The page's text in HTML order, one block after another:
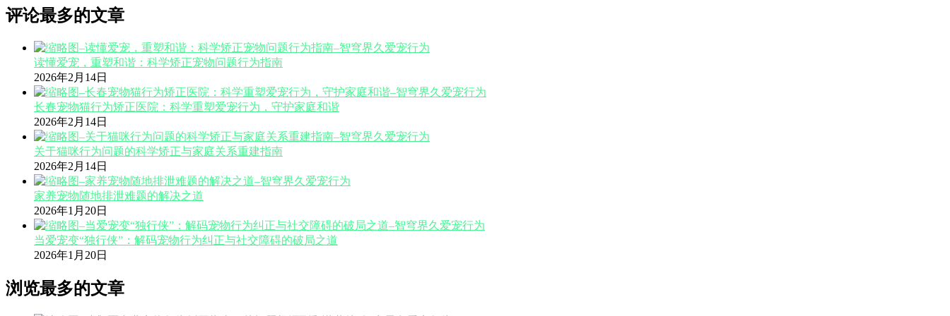
评论最多的文章
读懂爱宠，重塑和谐：科学矫正宠物问题行为指南
2026年2月14日
长春宠物猫行为矫正医院：科学重塑爱宠行为，守护家庭和谐
2026年2月14日
关于猫咪行为问题的科学矫正与家庭关系重建指南
2026年2月14日
家养宠物随地排泄难题的解决之道
2026年1月20日
当爱宠变“独行侠”：解码宠物行为纠正与社交障碍的破局之道
2026年1月20日
浏览最多的文章